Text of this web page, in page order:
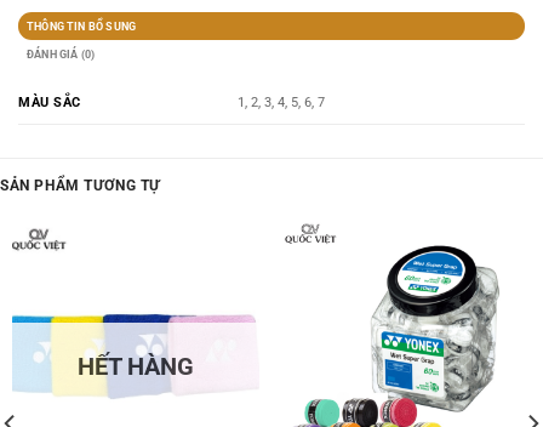
THÔNG TIN BỔ SUNG
ĐÁNH GIÁ (0)
MÀU SẮC 1, 2, 3, 4, 5, 6, 7
SẢN PHẨM TƯƠNG TỰ
HẾT HÀNG